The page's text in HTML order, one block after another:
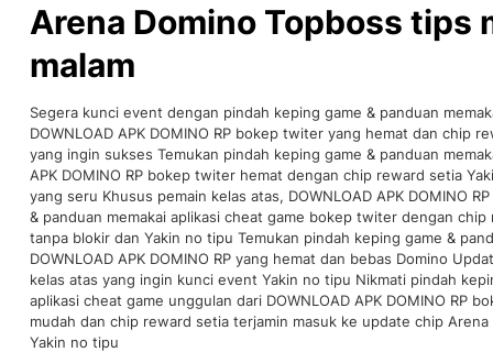
Arena Domino Topboss tips
malam
Segera kunci event dengan pindah keping game & panduan
DOWNLOAD APK DOMINO RP bokep twiter yang hemat dan chip
yang ingin sukses Temukan pindah keping game & panduan
APK DOMINO RP bokep twiter hemat dengan chip reward setia
yang seru Khusus pemain kelas atas, DOWNLOAD APK DOMINO
& panduan memakai aplikasi cheat game bokep twiter dengan
tanpa blokir dan Yakin no tipu Temukan pindah keping game &
DOWNLOAD APK DOMINO RP yang hemat dan bebas Domino
kelas atas yang ingin kunci event Yakin no tipu Nikmati pindah
aplikasi cheat game unggulan dari DOWNLOAD APK DOMINO RP
mudah dan chip reward setia terjamin masuk ke update chip
Yakin no tipu